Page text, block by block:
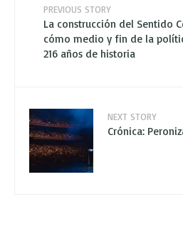
PREVIOUS STORY
La construcción del Sentido
cómo medio y fin de la
216 años de historia
NEXT STORY
Crónica: